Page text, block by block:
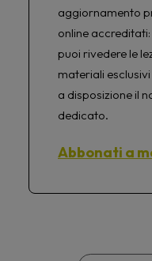
aggiornamento
online
puoi rivedere le
materiali
a disposizione il
dedicato.
Abbonati a